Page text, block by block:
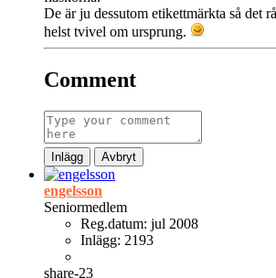
De är ju dessutom etikettmärkta så det
helst tvivel om ursprung.
Comment
Inlägg Avbryt
engelsson
Seniormedlem
Reg.datum: jul 2008
Inlägg: 2193
share-23